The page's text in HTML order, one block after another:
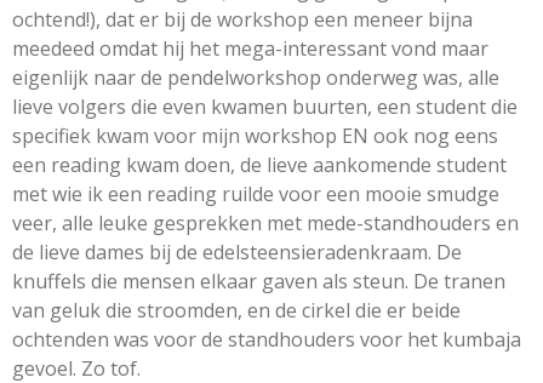
ochtend!), dat er bij de workshop een meneer bijna
meedeed omdat hij het mega-interessant vond maar
eigenlijk naar de pendelworkshop onderweg was, alle
lieve volgers die even kwamen buurten, een student die
specifiek kwam voor mijn workshop EN ook nog eens
een reading kwam doen, de lieve aankomende student
met wie ik een reading ruilde voor een mooie smudge
veer, alle leuke gesprekken met mede-standhouders en
de lieve dames bij de edelsteensieradenkraam. De
knuffels die mensen elkaar gaven als steun. De tranen
van geluk die stroomden, en de cirkel die er beide
ochtenden was voor de standhouders voor het kumbaja
gevoel. Zo tof.